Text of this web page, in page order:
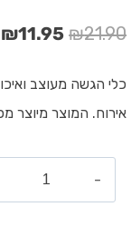
₪21.90
₪11.95
כלי הגשה מעוצב
אירוח. המוצר מיוצר